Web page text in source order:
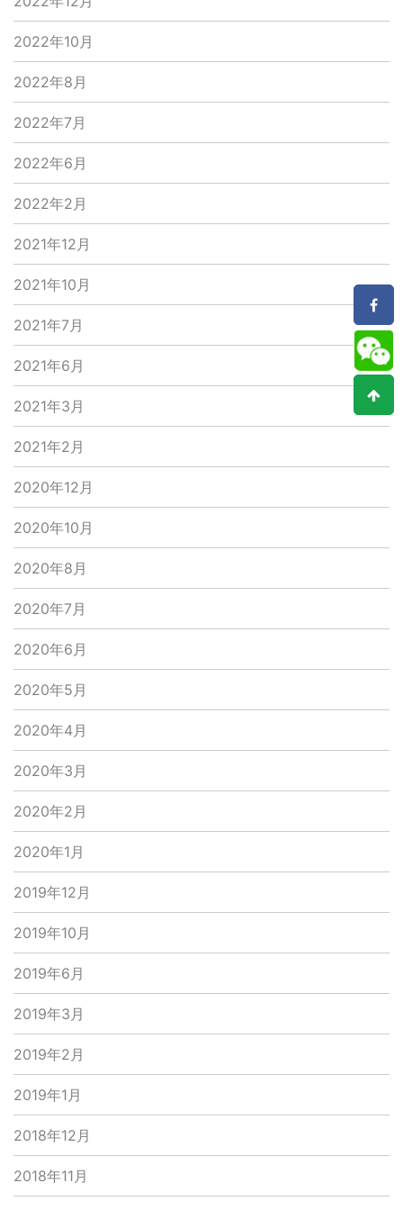
2022年10月
2022年8月
2022年7月
2022年6月
2022年2月
2021年12月
2021年10月
2021年7月
2021年6月
2021年3月
2021年2月
2020年12月
2020年10月
2020年8月
2020年7月
2020年6月
2020年5月
2020年4月
2020年3月
2020年2月
2020年1月
2019年12月
2019年10月
2019年6月
2019年3月
2019年2月
2019年1月
2018年12月
2018年11月